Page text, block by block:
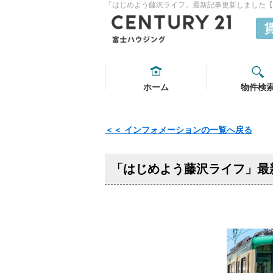
「はじめよう藤沢ライフ」最新記事更新しまし
ホーム 物件検
＜＜ インフォメーションの一覧へ戻る
「はじめよう藤沢ライフ」